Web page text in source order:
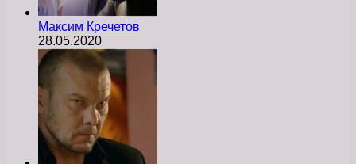
Максим Кречетов
28.05.2020